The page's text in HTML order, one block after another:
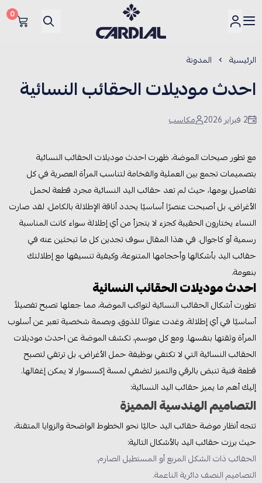
كارديــال
0
الرئيسية المدونة
احدث موديلات الحقائب النسائية
2 فبراير 2026 مكاسب
مع تطور صيحات الموضة، ظهرت احدث موديلات الحقائب النسائية
بتصميمات تجمع بين العملية والفخامة لتناسب المرأة العصرية في كل
تفاصيل يومها، حيث لم تعد حقائب اليد النسائية مجرد قطعة لحمل
الأغراض، بل أصبحت عنصرًا أساسيًا يحدد أناقة الإطلالة بالكامل. لقد صارت
النساء يختارون الحقيبة كجزء لا يتجزأ من أي إطلالة سواء كانت المناسبة
رسمية أو كاجوال. في هذا المقال سوف تجدين كل ما تبحثين عنه في
حقائب اليد بأشكالها وأحجامها المتنوعة، وكيفية تنسيقها مع إطلالتك
بنعومة.
احدث موديلات الحقائب النسائية
تطورت أشكال الحقائب النسائية لتواكب الموضة، مما جعلها تصبح تفصيلاً
أساسيًا في أي إطلالة، وغدت عنوانًا للذوق، وبصمة شخصية تعبر عن أسلوب
المرأة وثقتها بنفسها. ومع كل موسم، تكشف الموضة عن احدث موديلات
الحقائب النسائية التي لا تكتفي بوظيفة حمل الأغراض، بل ترتقي لتصبح
قطعة فنية تنبض بالرقي والتميز لتضفي لمسة إكسسوار لا يمكن إغفالها.
إليك أهم ما يميز حقائب اليد النسائية:
التصاميم الهندسية المميزة
تتجه أنظار موضة حقائب اليد حاليًا نحو الخطوط الواضحة والزوايا المتقنة،
حيث برزت حقائب اليد بالأشكال التالية:
الحقائب ذات الشكل المربع أو المستطيل الصارم.
التصاميم النصف دائرية الناعمة.